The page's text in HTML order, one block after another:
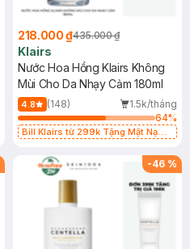
218.000 ₫435.000 ₫
Klairs
Nước Hoa Hồng Klairs Không
Mùi Cho Da Nhạy Cảm 180ml
4.8 (148)
1.5k/tháng
64%
Bill Klairs từ 299k Tặng Mặt Nạ
25ml (SL Có Hạn)
-46 %